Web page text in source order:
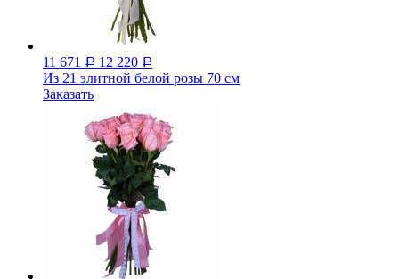
11 671 Р 12 220 Р
Из 21 элитной белой розы 70 см
Заказать